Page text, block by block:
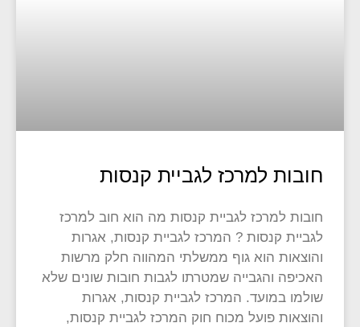
חובות למרכז לגביית קנסות
חובות למרכז לגביית קנסות מה הוא חוב למרכז
לגביית קנסות ? המרכז לגביית קנסות, אגרות
והוצאות הוא גוף ממשלתי המהווה חלק מרשות
האכיפה והגבייה שמטרתו לגבות חובות שונים שלא
שולמו במועד. המרכז לגביית קנסות, אגרות
והוצאות פועל מכוח חוק המרכז לגביית קנסות,